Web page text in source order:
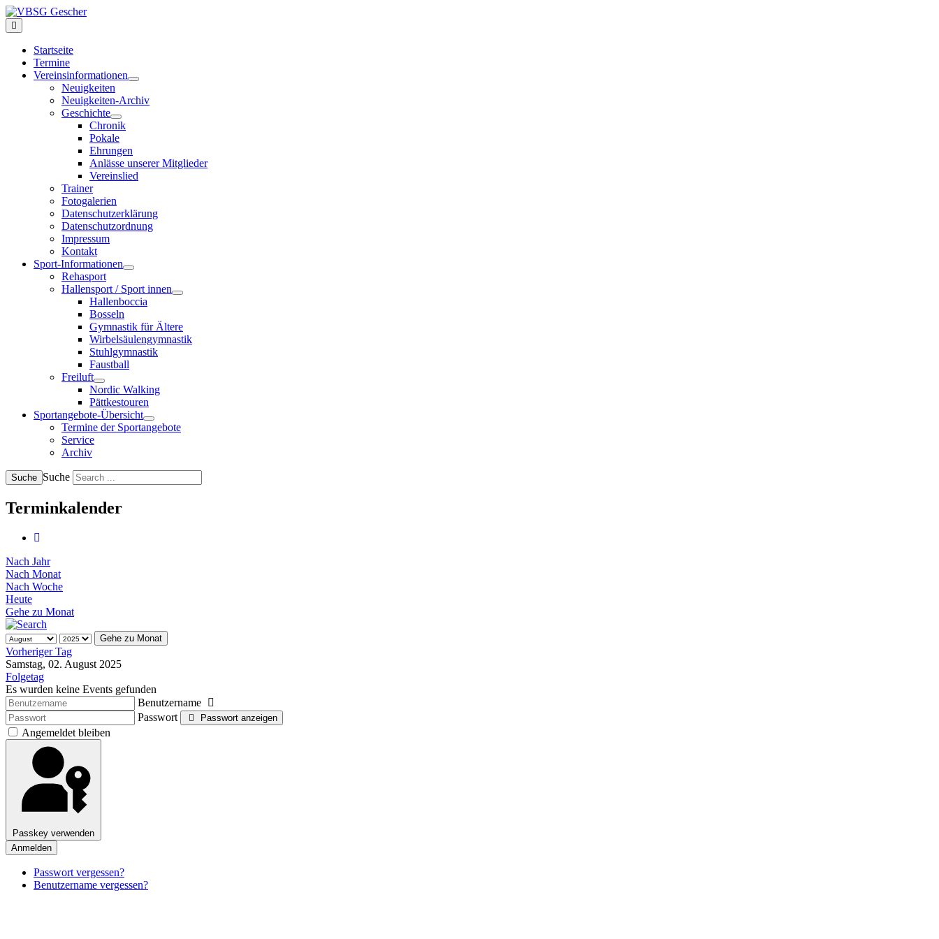
Startseite
Termine
Vereinsinformationen
Neuigkeiten
Neuigkeiten-Archiv
Geschichte
Chronik
Pokale
Ehrungen
Anlässe unserer Mitglieder
Vereinslied
Trainer
Fotogalerien
Datenschutzerklärung
Datenschutzordnung
Impressum
Kontakt
Sport-Informationen
Rehasport
Hallensport / Sport innen
Hallenboccia
Bosseln
Gymnastik für Ältere
Wirbelsäulengymnastik
Stuhlgymnastik
Faustball
Freiluft
Nordic Walking
Pättkestouren
Sportangebote-Übersicht
Termine der Sportangebote
Service
Archiv
Suche Suche
Terminkalender
Nach Jahr
Nach Monat
Nach Woche
Heute
Gehe zu Monat
Gehe zu Monat
Vorheriger Tag
Samstag, 02. August 2025
Folgetag
Es wurden keine Events gefunden
Benutzername
Passwort
Passwort anzeigen
Angemeldet bleiben
Passkey verwenden
Anmelden
Passwort vergessen?
Benutzername vergessen?